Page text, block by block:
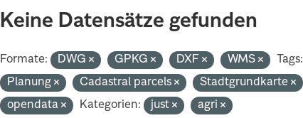
Keine Datensätze gefunden
Formate: DWG GPKG DXF WMS
Tags:
Planung
Cadastral parcels
Stadtgrundkarte
opendata
Kategorien: just agri